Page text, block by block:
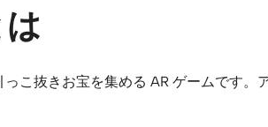
こ抜きお宝を集める AR ゲームです